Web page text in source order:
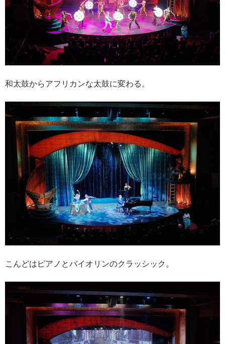
和太鼓からアフリカンな太鼓に変わる。
こんどはピアノとバイオリンのクラッシック。